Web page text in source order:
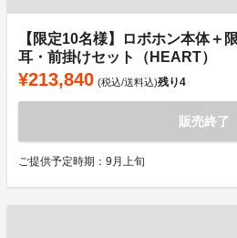
【限定10名様】ロボホン本体＋
耳・前掛けセット（HEART）
¥213,840 (税込/送料込)残り4
販売終了
ご提供予定時期：9月上旬